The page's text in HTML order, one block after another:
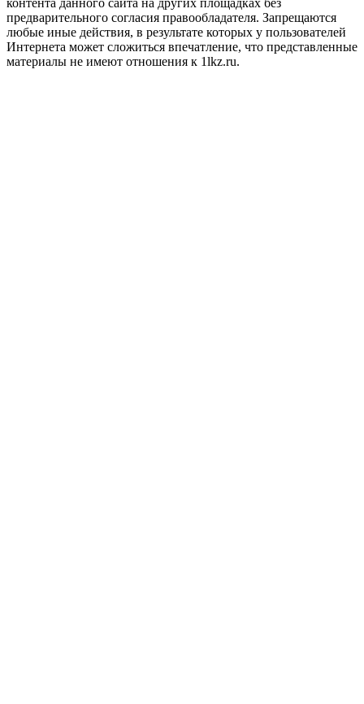
предварительного согласия правообладателя. Запрещаются
любые иные действия, в результате которых у пользователей
Интернета может сложиться впечатление, что представленные
материалы не имеют отношения к 1lkz.ru.